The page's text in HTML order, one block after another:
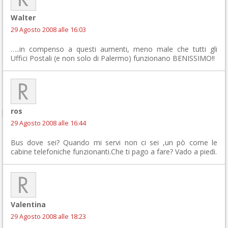
Walter
29 Agosto 2008 alle 16:03
…..in compenso a questi aumenti, meno male che tutti gli
Uffici Postali (e non solo di Palermo) funzionano BENISSIMO!!
ros
29 Agosto 2008 alle 16:44
Bus dove sei? Quando mi servi non ci sei ,un pò come le
cabine telefoniche funzionanti.Che ti pago a fare? Vado a piedi.
Valentina
29 Agosto 2008 alle 18:23